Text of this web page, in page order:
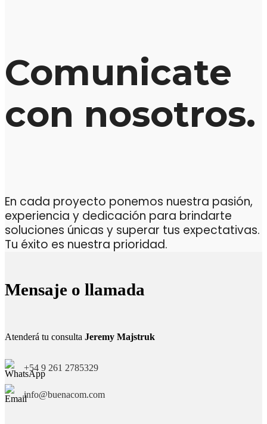
Comunicate
con nosotros.
En cada proyecto ponemos nuestra pasión,
experiencia y dedicación para brindarte
soluciones únicas y superar tus expectativas.
Tu éxito es nuestra prioridad.
Mensaje o llamada
Atenderá tu consulta Jeremy Majstruk
+54 9 261 2785329
info@buenacom.com